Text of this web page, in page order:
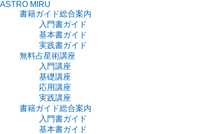
ASTRO MIRU
書籍ガイド総合案内
入門書ガイド
基本書ガイド
実践書ガイド
無料占星術講座
入門講座
基礎講座
応用講座
実践講座
書籍ガイド総合案内
入門書ガイド
基本書ガイド